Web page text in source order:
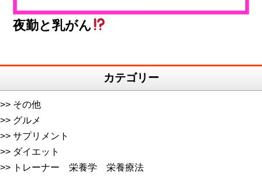
夜勤と乳がん
カテゴリー
その他
グルメ
サプリメント
ダイエット
トレーナー 栄養学 栄養療法